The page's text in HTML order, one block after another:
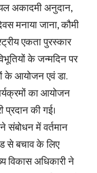
अकादमी अनुदान,
मनाया जाना, कौमी
एकता पुरस्कार
के जन्मदिन पर
के आयोजन एवं डा.
का आयोजन
की गई।
संबोधन में वर्तमान
से बचाव के लिए
विकास अधिकारी ने